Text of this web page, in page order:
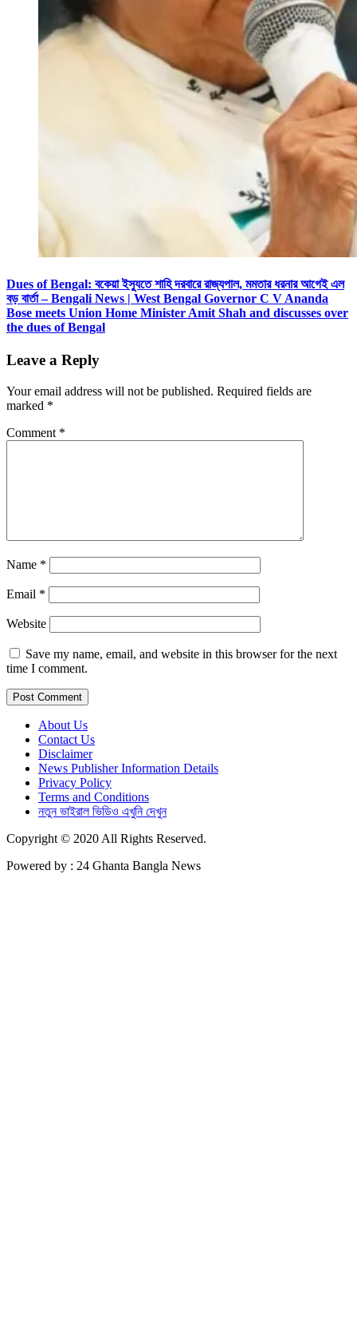
Dues of Bengal: বকেয়া ইস্যুতে শাহি দরবারে রাজ্যপাল, মমতার ধরনার আগেই এল
বড় বার্তা – Bengali News | West Bengal Governor C V Ananda
Bose meets Union Home Minister Amit Shah and discusses over
the dues of Bengal
Leave a Reply
Your email address will not be published. Required fields are
marked *
Comment *
Name *
Email *
Website
Save my name, email, and website in this browser for the next
time I comment.
About Us
Contact Us
Disclaimer
News Publisher Information Details
Privacy Policy
Terms and Conditions
নতুন ভাইরাল ভিডিও এখুনি দেখুন
Copyright © 2020 All Rights Reserved.
Powered by : 24 Ghanta Bangla News